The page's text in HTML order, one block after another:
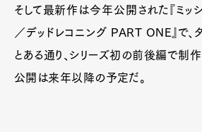
そして最新作は今年公開された『ミッ
／デッドレコニング PART ONE』で、
とある通り、シリーズ初の前後編で制
公開は来年以降の予定だ。